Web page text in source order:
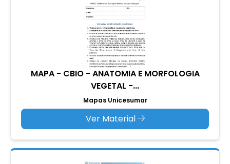
MAPA - CBIO - ANATOMIA E MORFOLOGIA
VEGETAL -...
Mapas Unicesumar
Ver Material